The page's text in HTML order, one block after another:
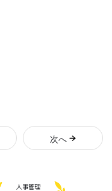
次へ
人事管理